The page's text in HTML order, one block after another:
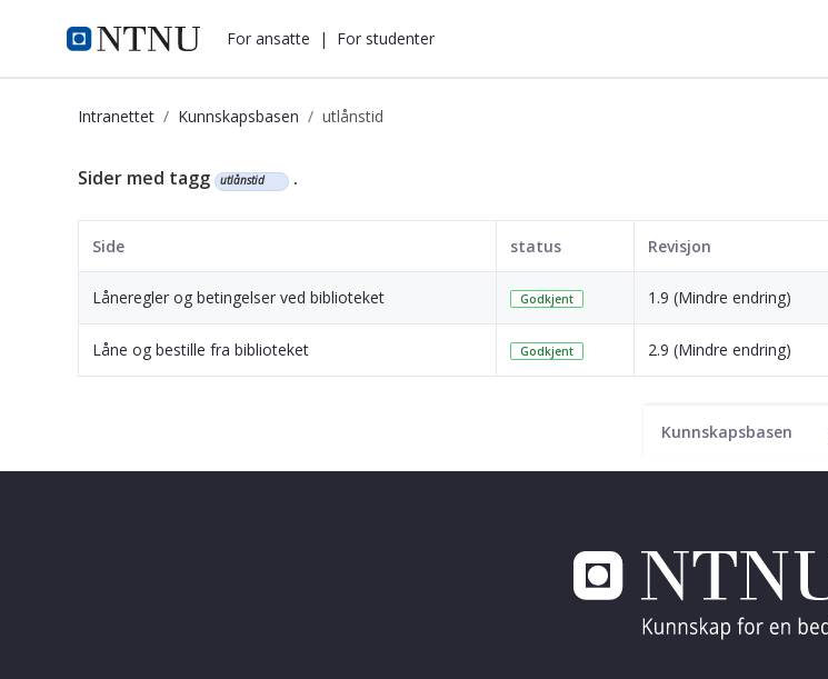
i.ntnu.no For ansatte | For studenter
Intranettet Kunnskapsbasen utlånstid
Kunnskapsbasen
Kunnskapsbasen
Sider med tagg utlånstid .
Side status Revisjon
Låneregler og betingelser ved biblioteket Godkjent 1.9 (Mindre endring)
Låne og bestille fra biblioteket Godkjent 2.9 (Mindre endring)